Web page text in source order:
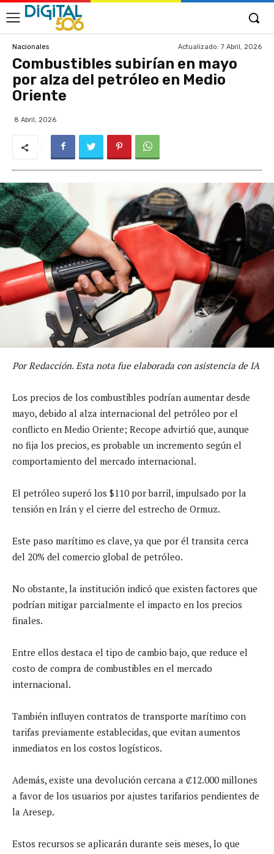
Nacionales Actualizado: 7 Abril, 2026
Combustibles subirían en mayo
por alza del petróleo en Medio
Oriente
8 Abril, 2026
Por Redacción. Esta nota fue elaborada con asistencia de IA
Los precios de los combustibles podrían aumentar desde
mayo, debido al alza internacional del petróleo por el
conflicto en Medio Oriente; Recope advirtió que, aunque
no fija los precios, es probable un incremento según el
comportamiento del mercado internacional.
El petróleo superó los $110 por barril, impulsado por la
tensión en Irán y el cierre del estrecho de Ormuz.
Este paso marítimo es clave, ya que por él transita cerca
del 20% del comercio global de petróleo.
No obstante, la institución indicó que existen factores que
podrían mitigar parcialmente el impacto en los precios
finales.
Entre ellos destaca el tipo de cambio bajo, que reduce el
costo de compra de combustibles en el mercado
internacional.
También influyen contratos de transporte marítimo con
tarifas previamente establecidas, que evitan aumentos
inmediatos en los costos logísticos.
Además, existe una devolución cercana a ₡12.000 millones
a favor de los usuarios por ajustes tarifarios pendientes de
la Aresep.
Estos recursos se aplicarán durante seis meses, lo que